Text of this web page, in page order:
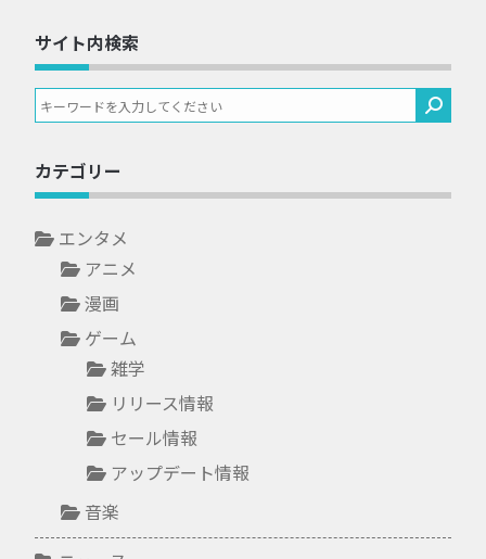
サイト内検索
カテゴリー
エンタメ
アニメ
漫画
ゲーム
雑学
リリース情報
セール情報
アップデート情報
音楽